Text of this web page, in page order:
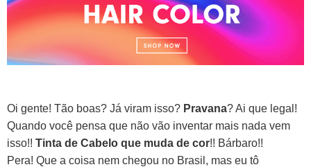
Oi gente! Tão boas? Já viram isso? Pravana? Ai que legal!
Quando você pensa que não vão inventar mais nada vem
isso!! Tinta de Cabelo que muda de cor!! Bárbaro!!
Pera! Que a coisa nem chegou no Brasil, mas eu tô